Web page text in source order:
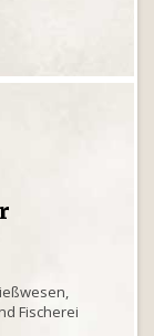
Fischerei